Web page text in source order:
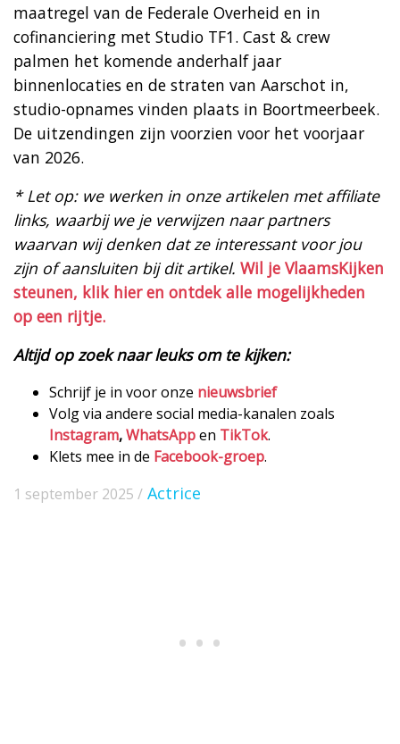
maatregel van de Federale Overheid en in
cofinanciering met Studio TF1. Cast & crew
palmen het komende anderhalf jaar
binnenlocaties en de straten van Aarschot in,
studio-opnames vinden plaats in Boortmeerbeek.
De uitzendingen zijn voorzien voor het voorjaar
van 2026.
* Let op: we werken in onze artikelen met affiliate
links, waarbij we je verwijzen naar partners
waarvan wij denken dat ze interessant voor jou
zijn of aansluiten bij dit artikel. Wil je VlaamsKijken
steunen, klik hier en ontdek alle mogelijkheden
op een rijtje.
Altijd op zoek naar leuks om te kijken:
Schrijf je in voor onze nieuwsbrief
Volg via andere social media-kanalen zoals
Instagram,WhatsAppen TikTok.
Klets mee in de Facebook-groep.
1 september 2025 / Actrice